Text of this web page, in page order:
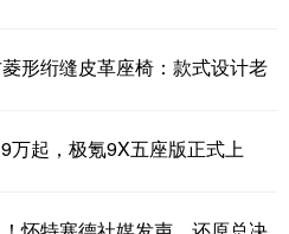
形绗缝皮革座椅：款式设计老
万起，极氪9X五座版正式上